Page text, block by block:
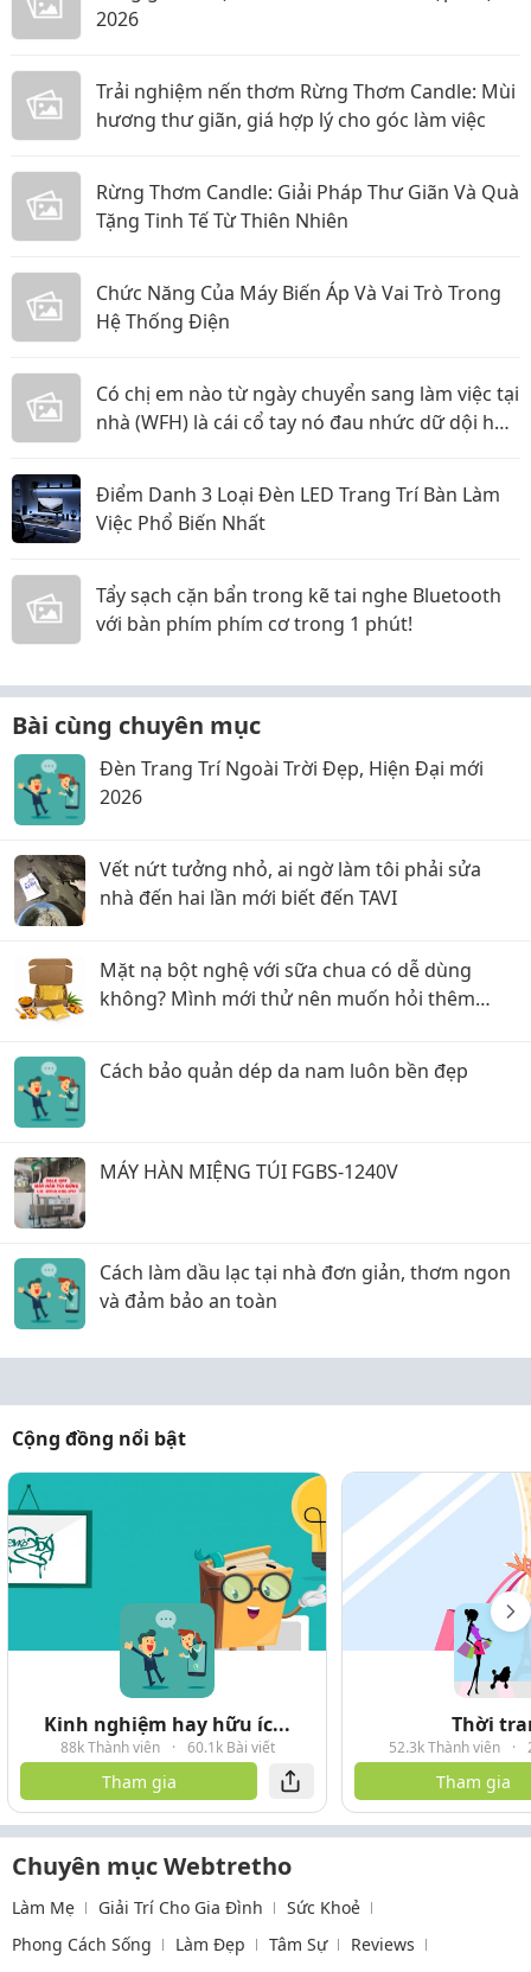
2026
Trải nghiệm nến thơm Rừng Thơm Candle: Mùi
hương thư giãn, giá hợp lý cho góc làm việc
Rừng Thơm Candle: Giải Pháp Thư Giãn Và Quà
Tặng Tinh Tế Từ Thiên Nhiên
Chức Năng Của Máy Biến Áp Và Vai Trò Trong
Hệ Thống Điện
Có chị em nào từ ngày chuyển sang làm việc tại
nhà (WFH) là cái cổ tay nó đau nhức dữ dội hơn
Điểm Danh 3 Loại Đèn LED Trang Trí Bàn Làm
Việc Phổ Biến Nhất
Tẩy sạch cặn bẩn trong kẽ tai nghe Bluetooth
với bàn phím phím cơ trong 1 phút!
Bài cùng chuyên mục
Đèn Trang Trí Ngoài Trời Đẹp, Hiện Đại mới
2026
Vết nứt tưởng nhỏ, ai ngờ làm tôi phải sửa
nhà đến hai lần mới biết đến TAVI
Mặt nạ bột nghệ với sữa chua có dễ dùng
không? Mình mới thử nên muốn hỏi thêm
Cách bảo quản dép da nam luôn bền đẹp
MÁY HÀN MIỆNG TÚI FGBS-1240V
Cách làm dầu lạc tại nhà đơn giản, thơm ngon
và đảm bảo an toàn
Cộng đồng nổi bật
Kinh nghiệm hay hữu íc...
88k Thành viên · 60.1k Bài viết
Tham gia
Thời
52.3k Thành viên ·
Tham gia
Chuyên mục Webtretho
Làm Mẹ Giải Trí Cho Gia Đình
Sức Khoẻ
Phong Cách Sống
Làm Đẹp Tâm Sự
Reviews